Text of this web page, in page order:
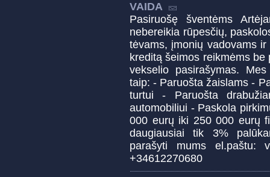
VAIDA
Pasiruošę šventėms
nebereikia rūpesčių,
tėvams, įmonių vadovams
kreditą šeimos reikmėms
vekselio pasirašymas.
taip: - Paruošta žaislams -
turtui - Paruošta
automobiliui - Paskola
000 eurų iki 250 000 eurų
daugiausiai tik 3%
parašyti mums el.paštu:
+34612270680